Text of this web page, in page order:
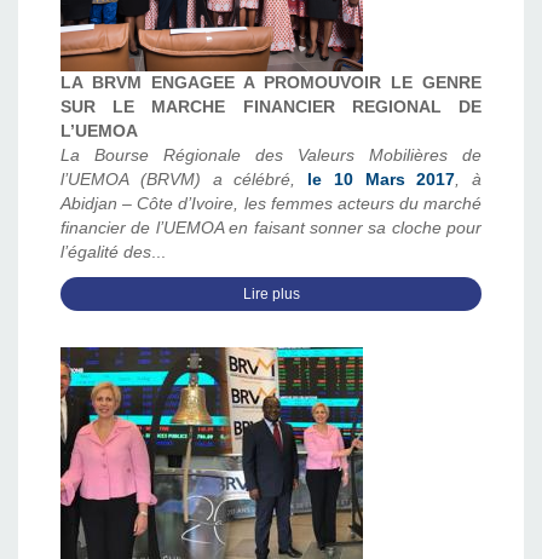
LA BRVM ENGAGEE A PROMOUVOIR LE GENRE
SUR LE MARCHE FINANCIER REGIONAL DE
L’UEMOA
La Bourse Régionale des Valeurs Mobilières de
l’UEMOA (BRVM) a célébré,
le 10 Mars 2017 , à
Abidjan – Côte d’Ivoire, les femmes acteurs du marché
financier de l’UEMOA en faisant sonner sa cloche pour
l’égalité des
Lire plus